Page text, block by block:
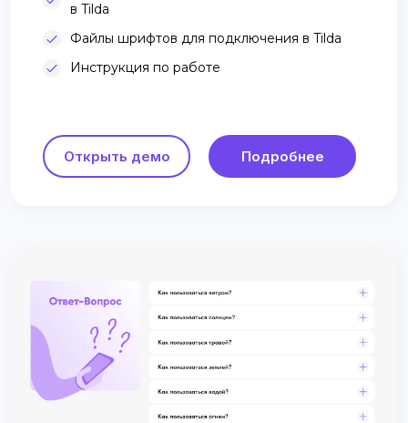
в Tilda
Файлы шрифтов для подключения в Tilda
Инструкция по работе
Открыть демо Подробнее